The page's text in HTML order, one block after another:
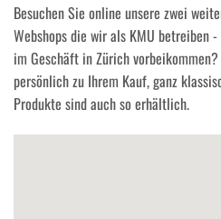
Besuchen Sie online unsere zwei
Webshops die wir als KMU betreiben
im Geschäft in Zürich
persönlich zu Ihrem Kauf, ganz
Produkte sind auch so erhältlich.